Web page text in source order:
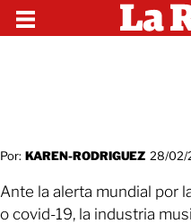
Por: KAREN-RODRIGUEZ 28/02/
Ante la alerta mundial por
o covid-19, la industria